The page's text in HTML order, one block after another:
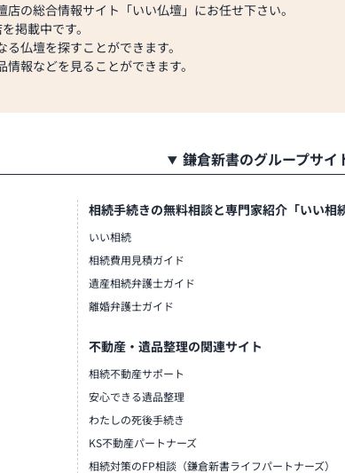
の総合情報サイト「いい仏壇」にお任せ下さい。
掲載中です。
仏壇を探すことができます。
報などを見ることができます。
鎌倉新書のグループサイ
相続手続きの無料相談と専門家紹介「いい相続
いい相続
相続費用見積ガイド
遺産相続弁護士ガイド
離婚弁護士ガイド
不動産・遺品整理の関連サイト
相続不動産サポート
安心できる遺品整理
わたしの死後手続き
KS不動産パートナーズ
相続対策のFP相談（鎌倉新書ライフパートナーズ）